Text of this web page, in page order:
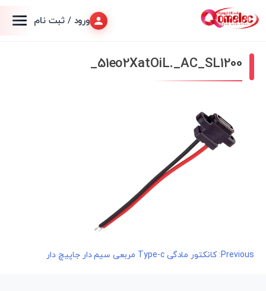
ورود / ثبت نام
51eo2XatOiL._AC_SL1200_
راهبری
Previous: کانکتور مادگی Type-c مربعی سیم دار جاپیچ دار